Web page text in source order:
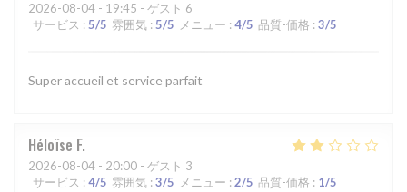
2026-08-04 - 19:45 - ゲスト 6
サービス : 5/5 雰囲気 : 5/5 メニュー : 4/5 品質-価格 : 3/5
Super accueil et service parfait
Héloïse F
2026-08-04 - 20:00 - ゲスト 3
サービス : 4/5 雰囲気 : 3/5 メニュー : 2/5 品質-価格 : 1/5